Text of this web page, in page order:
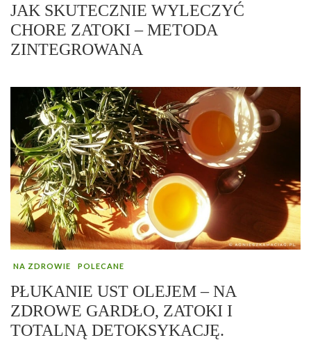
JAK SKUTECZNIE WYLECZYĆ
CHORE ZATOKI – METODA
ZINTEGROWANA
NA ZDROWIE POLECANE
PŁUKANIE UST OLEJEM – NA
ZDROWE GARDŁO, ZATOKI I
TOTALNĄ DETOKSYKACJĘ.